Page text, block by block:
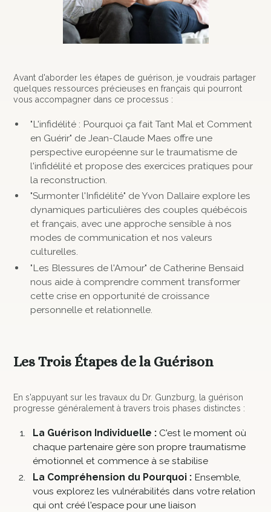
Avant d'aborder les étapes de guérison, je voudrais partager
quelques ressources précieuses en français qui pourront
vous accompagner dans ce processus :
"L'infidélité : Pourquoi ça fait Tant Mal et Comment
en Guérir" de Jean-Claude Maes offre une
perspective européenne sur le traumatisme de
l'infidélité et propose des exercices pratiques pour
la reconstruction.
"Surmonter l'Infidélité" de Yvon Dallaire explore les
dynamiques particulières des couples québécois
et français, avec une approche sensible à nos
modes de communication et nos valeurs
culturelles.
"Les Blessures de l'Amour" de Catherine Bensaid
nous aide à comprendre comment transformer
cette crise en opportunité de croissance
personnelle et relationnelle.
Les Trois Étapes de la Guérison
En s'appuyant sur les travaux du Dr. Gunzburg, la guérison
progresse généralement à travers trois phases distinctes :
La Guérison Individuelle :C'est le moment où
chaque partenaire gère son propre traumatisme
émotionnel et commence à se stabilise
La Compréhension du Pourquoi :Ensemble,
vous explorez les vulnérabilités dans votre relation
qui ont créé l'espace pour une liaison